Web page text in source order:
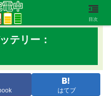
テリー：
はてブ
目次